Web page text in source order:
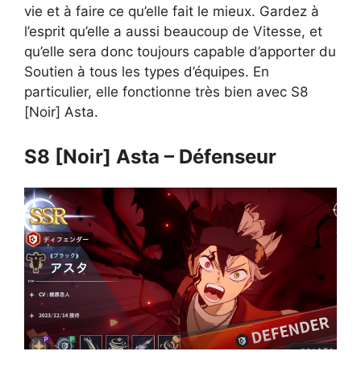
vie et à faire ce qu’elle fait le mieux. Gardez à
l’esprit qu’elle a aussi beaucoup de Vitesse, et
qu’elle sera donc toujours capable d’apporter du
Soutien à tous les types d’équipes. En
particulier, elle fonctionne très bien avec S8
[Noir] Asta.
S8 [Noir] Asta – Défenseur